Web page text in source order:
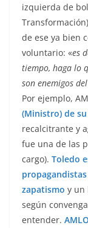
izquierda de
de ese ya bien
voluntario: «es
tiempo, haga lo
son enemigos
Por ejemplo,
(Ministro) de
recalcitrante y
fue una de las
cargo). Toledo
zapatismo y un
según
entender.